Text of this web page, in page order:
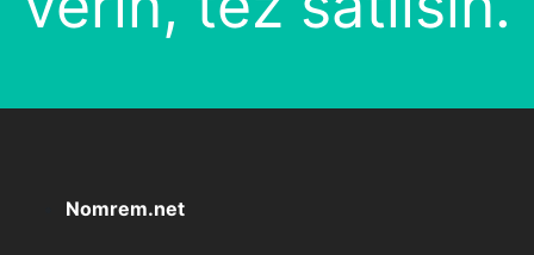
Nomrem.net